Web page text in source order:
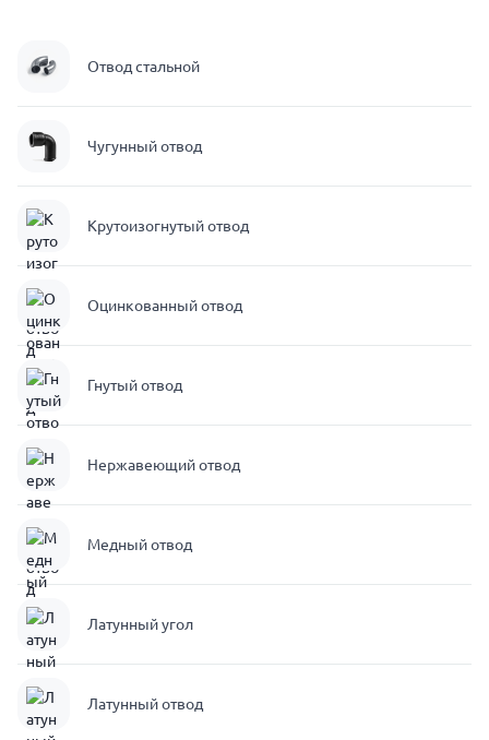
Отвод стальной
Чугунный отвод
Крутоизогнутый отвод
Оцинкованный отвод
Гнутый отвод
Нержавеющий отвод
Медный отвод
Латунный угол
Латунный отвод